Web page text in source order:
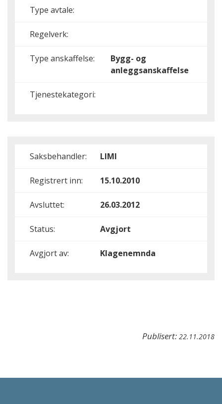
Type avtale:
Regelverk:
Type anskaffelse:
Bygg- og
anleggsanskaffelse
Tjenestekategori:
Saksbehandler: LIMI
Registrert inn: 15.10.2010
Avsluttet: 26.03.2012
Status: Avgjort
Avgjort av: Klagenemnda
Publisert: 22.11.2018